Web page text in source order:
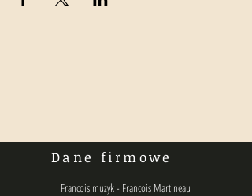
Dane firmowe
Francois muzyk - Francois Martineau